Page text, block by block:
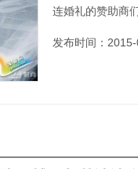
连婚礼的赞助商
发布时间：